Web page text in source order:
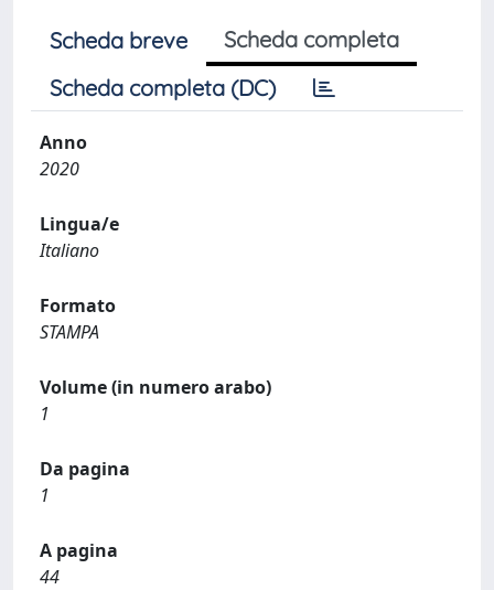
Scheda breve
Scheda completa
Scheda completa (DC)
Anno
2020
Lingua/e
Italiano
Formato
STAMPA
Volume (in numero arabo)
1
Da pagina
1
A pagina
44